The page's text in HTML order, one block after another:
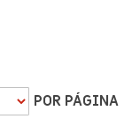
POR PÁGINA